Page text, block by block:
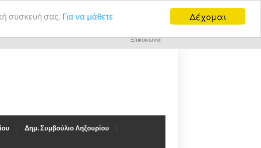
Δέχομαι
συσκευή σας. Για να μάθετε
Επικοινωνία
Δημ. Συμβούλιο Ληξουρίου